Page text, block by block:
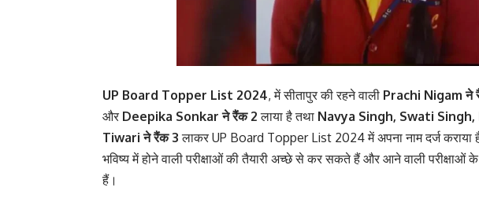
UP Board Topper List 2024, में सीतापुर की रहने वाली Prachi Nigam ने
और Deepika Sonkar ने रैंक 2 लाया है तथा Navya Singh, Swati
Tiwari ने रैंक 3लाकर UP Board Topper List 2024 में अपना नाम दर्ज कराया
भविष्य में होने वाली परीक्षाओं की तैयारी अच्छे से कर सकते हैं और आने वाली परीक्षाओं
हैं।